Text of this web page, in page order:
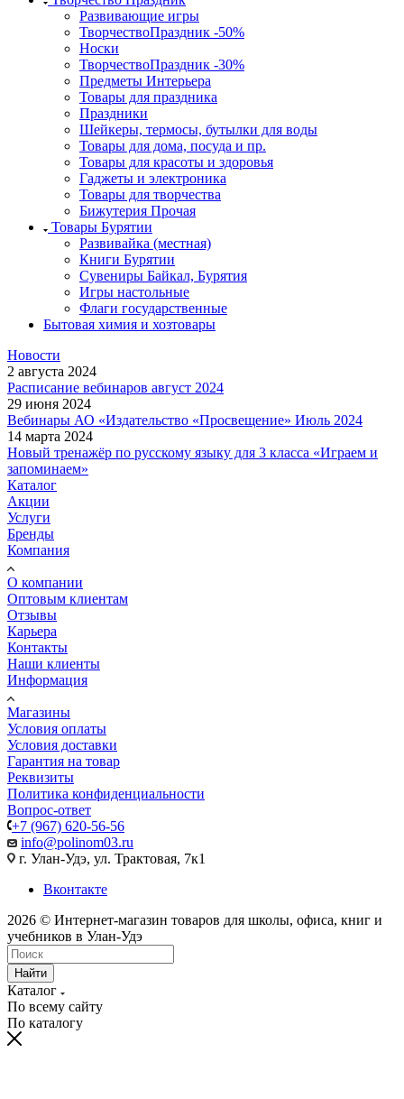
Развивающие игры
ТворчествоПраздник -50%
Носки
ТворчествоПраздник -30%
Предметы Интерьера
Товары для праздника
Праздники
Шейкеры, термосы, бутылки для воды
Товары для дома, посуда и пр.
Товары для красоты и здоровья
Гаджеты и электроника
Товары для творчества
Бижутерия Прочая
Товары Бурятии
Развивайка (местная)
Книги Бурятии
Сувениры Байкал, Бурятия
Игры настольные
Флаги государственные
Бытовая химия и хозтовары
Новости
2 августа 2024
Расписание вебинаров август 2024
29 июня 2024
Вебинары АО «Издательство «Просвещение» Июль 2024
14 марта 2024
Новый тренажёр по русскому языку для 3 класса «Играем и
запоминаем»
Каталог
Акции
Услуги
Бренды
Компания
О компании
Оптовым клиентам
Отзывы
Карьера
Контакты
Наши клиенты
Информация
Магазины
Условия оплаты
Условия доставки
Гарантия на товар
Реквизиты
Политика конфиденциальности
Вопрос-ответ
+7 (967) 620-56-56
info@polinom03.ru
г. Улан-Удэ, ул. Трактовая, 7к1
Вконтакте
2026 © Интернет-магазин товаров для школы, офиса, книг и
учебников в Улан-Удэ
Найти
Каталог
По всему сайту
По каталогу